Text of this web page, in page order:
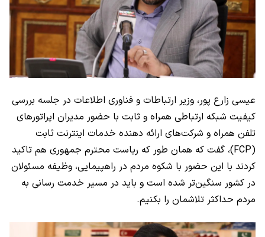
عیسی زارع پور، وزیر ارتباطات و فناوری اطلاعات در جلسه بررسی
کیفیت شبکه ارتباطی همراه و ثابت با حضور مدیران اپراتورهای
تلفن همراه و شرکت‌های ارائه‌ دهنده خدمات اینترنت ثابت
(FCP)، گفت که همان‌ طور که ریاست محترم جمهوری هم تاکید
کردند با این حضور با شکوه مردم در راهپیمایی، وظیفه مسئولان
در کشور سنگین‌تر شده است و باید در مسیر خدمت‌ رسانی به
مردم حداکثر تلاشمان را بکنیم.